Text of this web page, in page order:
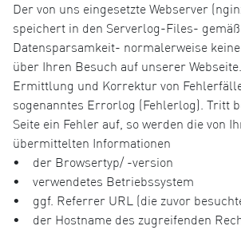
Der von uns eingesetzte Webserver
speichert in den Serverlog-Files-
Datensparsamkeit- normalerweise
über Ihren Besuch auf unserer
Ermittlung und Korrektur von
sogenanntes Errorlog (Fehlerlog). Tritt
Seite ein Fehler auf, so werden die von
übermittelten Informationen
• der Browsertyp/ -version
• verwendetes Betriebssystem
• ggf. Referrer URL (die zuvor
• der Hostname des zugreifenden